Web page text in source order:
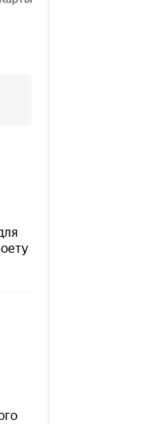
исполнения;
коллекций и
фарфорового
как точно и
содержания:
коллекционеров и